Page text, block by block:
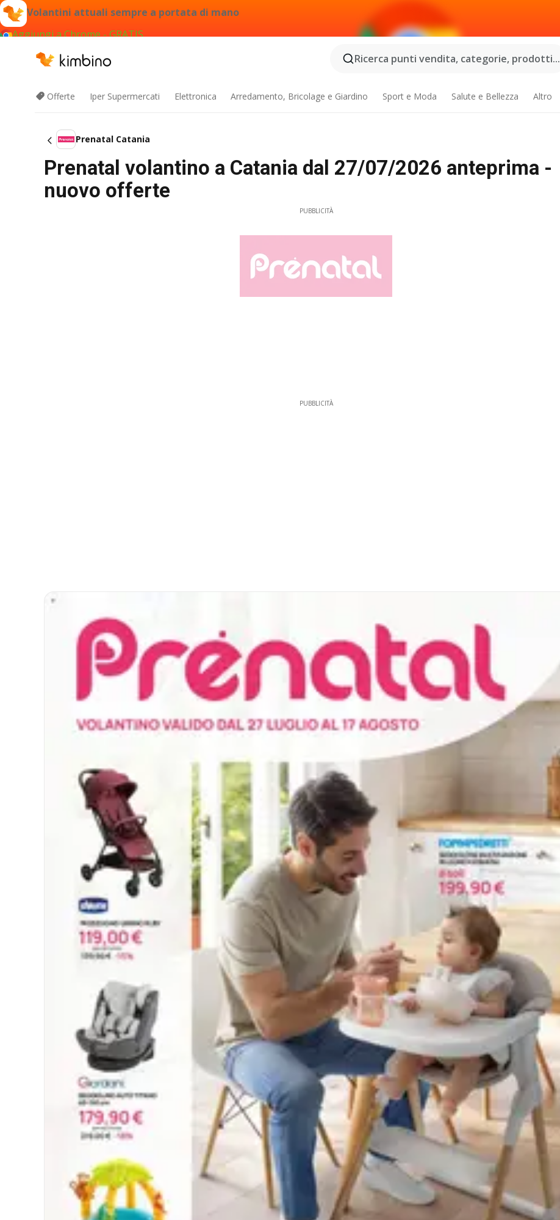
Volantini attuali sempre a portata di mano
Aggiungi a Chrome - GRATIS
Ricerca punti vendita, categorie, prodotti...
Offerte Iper Supermercati Elettronica Arredamento, Bricolage e Giardino Sport e Moda Salute e Bellezza Altro
Prenatal Catania
Prenatal volantino a Catania dal 27/07/2026 anteprima -
nuovo offerte
PUBBLICITÀ
PUBBLICITÀ